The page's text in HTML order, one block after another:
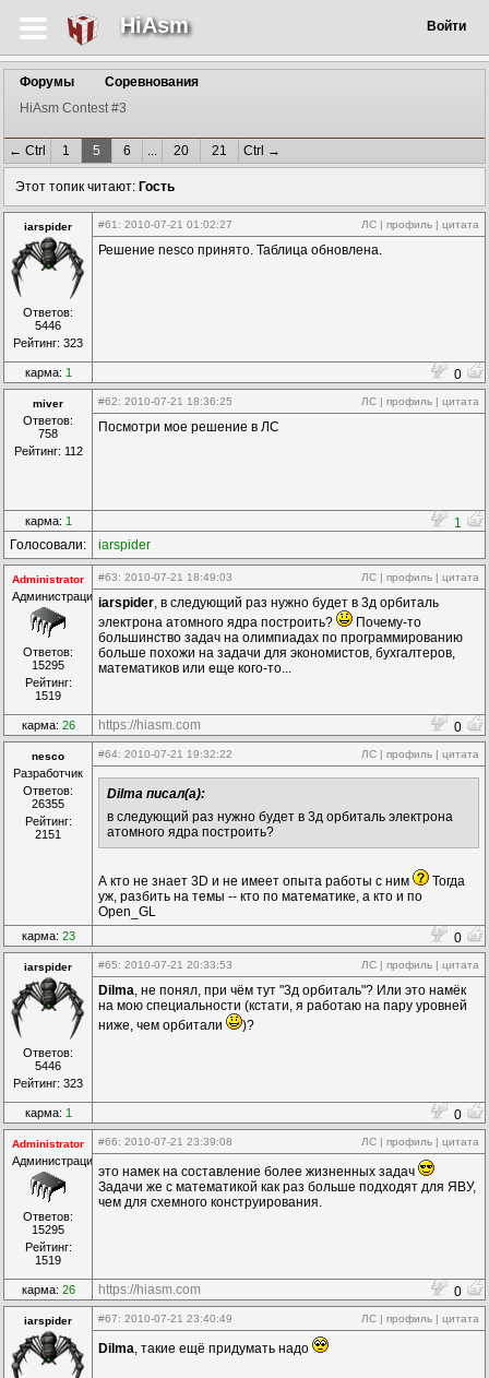
HiAsm Войти
Форумы
Соревнования
HiAsm Contest #3
← Ctrl 1 5 6 ... 20 21 Ctrl →
Этот топик читают: Гость
iarspider
Ответов:
5446
Рейтинг: 323
#61 : 2010-07-21 01:02:27 ЛС | профиль | цитата
Решение nesco принято. Таблица обновлена.
карма: 1 0
miver
Ответов:
758
Рейтинг: 112
#62: 2010-07-21 18:36:25 ЛС | профиль | цитата
Посмотри мое решение в ЛС
карма: 1
1
Голосовали:
iarspider
Administrator
Администрация
Ответов:
15295
Рейтинг:
1519
#63: 2010-07-21 18:49:03 ЛС | профиль | цитата
iarspider, в следующий раз нужно будет в 3д орбиталь
электрона атомного ядра построить?
Почему-то
большинство задач на олимпиадах по программированию
больше похожи на задачи для экономистов, бухгалтеров,
математиков или еще кого-то...
карма: 26 https://hiasm.com 0
nesco
Разработчик
Ответов:
26355
Рейтинг:
2151
#64: 2010-07-21 19:32:22 ЛС | профиль | цитата
Dilma писал(а):
в следующий раз нужно будет в 3д орбиталь электрона
атомного ядра построить?
А кто не знает 3D и не имеет опыта работы с ним
Тогда
уж, разбить на темы -- кто по математике, а кто и по
Open_GL
карма: 23 0
iarspider
Ответов:
5446
Рейтинг: 323
#65: 2010-07-21 20:33:53 ЛС | профиль | цитата
Dilma, не понял, при чём тут "3д орбиталь"? Или это намёк
на мою специальности (кстати, я работаю на пару уровней
ниже, чем орбитали
)?
карма: 1 0
Administrator
Администрация
Ответов:
15295
Рейтинг:
1519
#66: 2010-07-21 23:39:08 ЛС | профиль | цитата
это намек на составление более жизненных задач
Задачи же с математикой как раз больше подходят для ЯВУ,
чем для схемного конструирования.
карма: 26 https://hiasm.com 0
iarspider #67: 2010-07-21 23:40:49 ЛС | профиль | цитата
Dilma, такие ещё придумать надо